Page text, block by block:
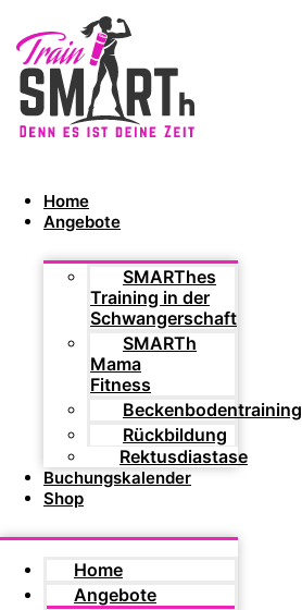
Home
Angebote
SMARThes
Training in der
Schwangerschaft
SMARTh
Mama
Fitness
Beckenbodentraining
Rückbildung
Rektusdiastase
Buchungskalender
Shop
Home
Angebote